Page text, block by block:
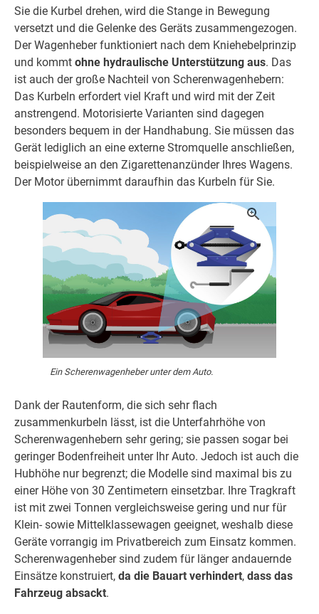
Sie die Kurbel drehen, wird die Stange in Bewegung
versetzt und die Gelenke des Geräts zusammengezogen.
Der Wagenheber funktioniert nach dem Kniehebelprinzip
und kommt ohne hydraulische Unterstützung aus. Das
ist auch der große Nachteil von Scherenwagenhebern:
Das Kurbeln erfordert viel Kraft und wird mit der Zeit
anstrengend. Motorisierte Varianten sind dagegen
besonders bequem in der Handhabung. Sie müssen das
Gerät lediglich an eine externe Stromquelle anschließen,
beispielweise an den Zigarettenanzünder Ihres Wagens.
Der Motor übernimmt daraufhin das Kurbeln für Sie.
Ein Scherenwagenheber unter dem Auto.
Dank der Rautenform, die sich sehr flach
zusammenkurbeln lässt, ist die Unterfahrhöhe von
Scherenwagenhebern sehr gering; sie passen sogar bei
geringer Bodenfreiheit unter Ihr Auto. Jedoch ist auch die
Hubhöhe nur begrenzt; die Modelle sind maximal bis zu
einer Höhe von 30 Zentimetern einsetzbar. Ihre Tragkraft
ist mit zwei Tonnen vergleichsweise gering und nur für
Klein- sowie Mittelklassewagen geeignet, weshalb diese
Geräte vorrangig im Privatbereich zum Einsatz kommen.
Scherenwagenheber sind zudem für länger andauernde
Einsätze konstruiert, da die Bauart verhindert, dass das
Fahrzeug absackt.